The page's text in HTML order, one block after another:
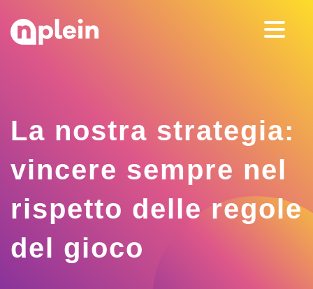
La nostra strategia:
vincere sempre nel
rispetto delle regole
del gioco